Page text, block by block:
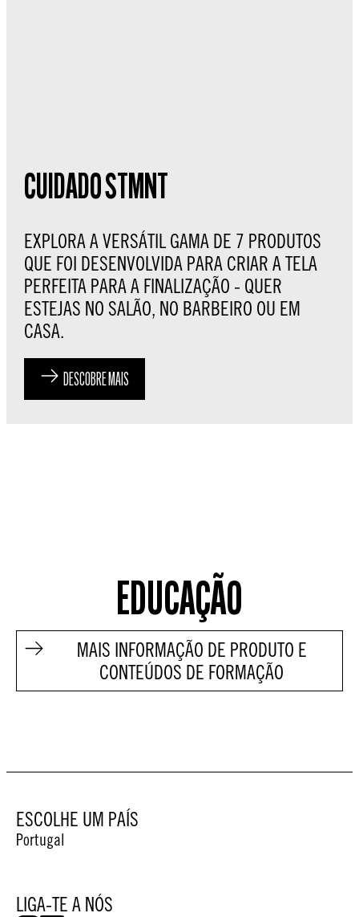
CUIDADO STMNT
EXPLORA A VERSÁTIL GAMA DE 7 PRODUTOS
QUE FOI DESENVOLVIDA PARA CRIAR A TELA
PERFEITA PARA A FINALIZAÇÃO - QUER
ESTEJAS NO SALÃO, NO BARBEIRO OU EM
CASA.
DESCOBRE MAIS
EDUCAÇÃO
MAIS INFORMAÇÃO DE PRODUTO E
CONTEÚDOS DE FORMAÇÃO
ESCOLHE UM PAÍS
Portugal
LIGA-TE A NÓS